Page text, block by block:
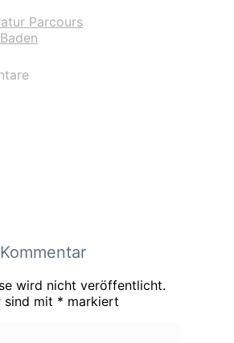
Parcours
wird nicht veröffentlicht.
sind mit * markiert